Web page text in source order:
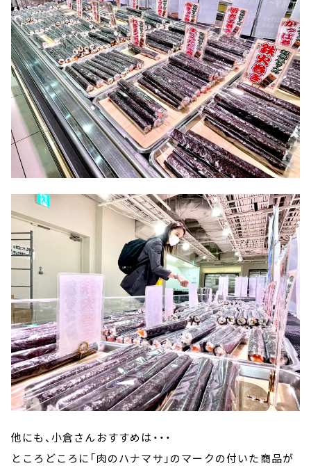
他にも、小倉さんおすすめは・・・
ところどころに「肉のハナマサ」のマークの付いた商品が